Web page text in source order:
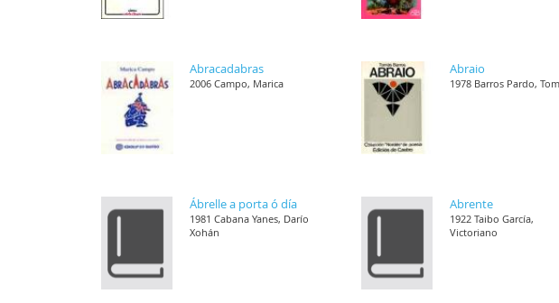
Abracadabras
2006 Campo, Marica
Abraio
1978 Barros Pardo,
Ábrelle a porta ó día
1981 Cabana Yanes, Darío
Xohán
Abrente
1922 Taibo García,
Victoriano